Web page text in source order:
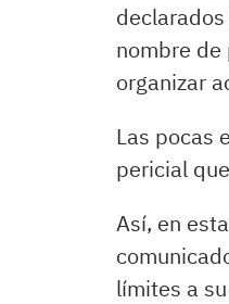
nombre de
organizar
Las pocas
pericial
Así, en
límites a